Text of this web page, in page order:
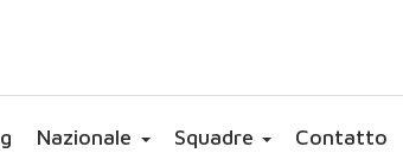
Nazionale Squadre Contatto